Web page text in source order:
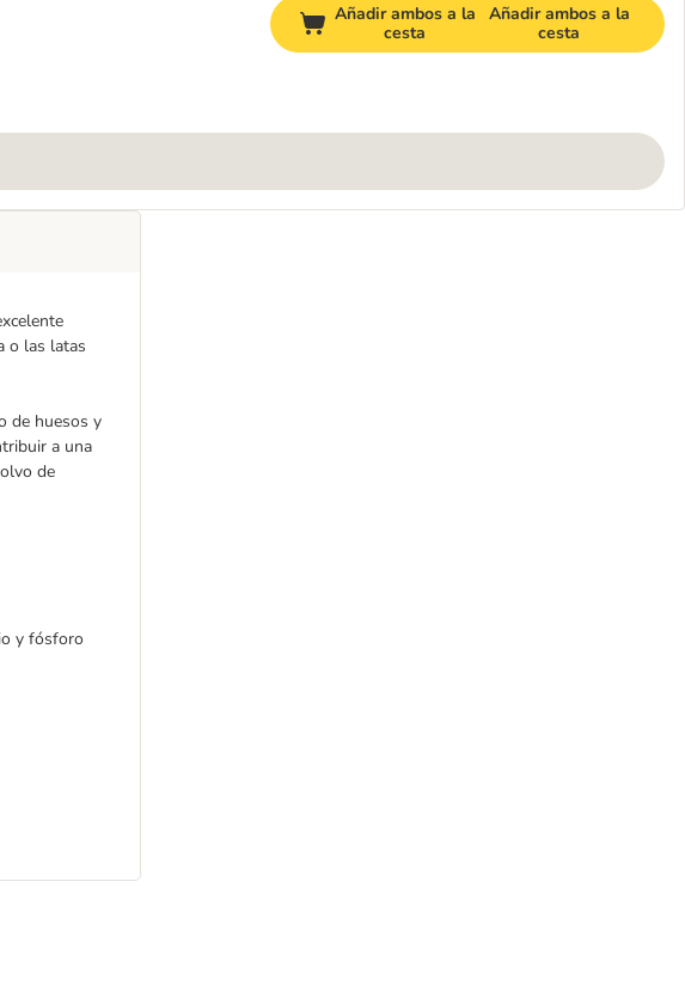
Añadir ambos a la
cesta
Añadir ambos a la
cesta
o las latas
de huesos y
a una
de
y fósforo